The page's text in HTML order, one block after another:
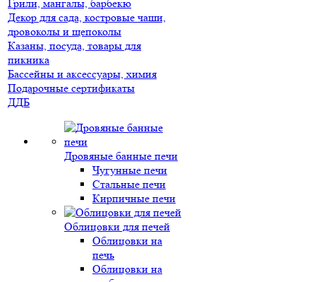
Грили, мангалы, барбекю
Декор для сада, костровые чаши,
дровоколы и щепоколы
Казаны, посуда, товары для
пикника
Бассейны и аксессуары, химия
Подарочные сертификаты
ДДБ
Дровяные банные печи
Чугунные печи
Стальные печи
Кирпичные печи
Облицовки для печей
Облицовки на
печь
Облицовки на